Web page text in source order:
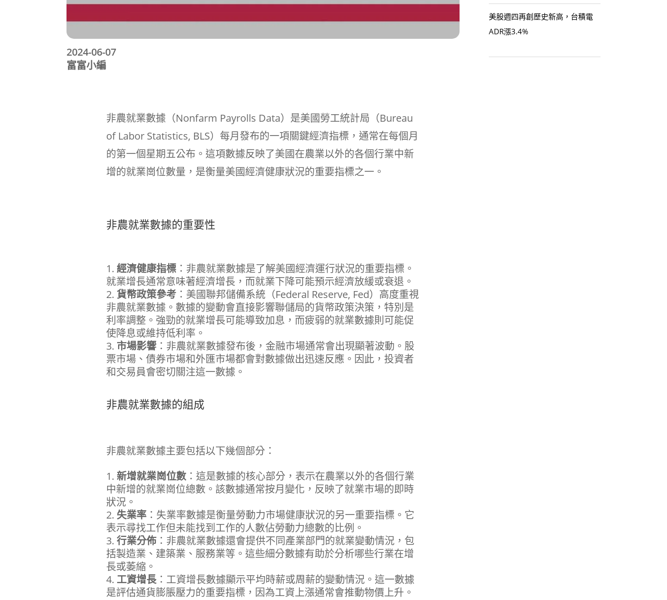
2024-06-07
富富小編
非農就業數據（Nonfarm Payrolls Data）是美國勞工統計局（Bureau
of Labor Statistics, BLS）每月發布的一項關鍵經濟指標，通常在每個月
的第一個星期五公布。這項數據反映了美國在農業以外的各個行業中新
增的就業崗位數量，是衡量美國經濟健康狀況的重要指標之一。
非農就業數據的重要性
經濟健康指標：非農就業數據是了解美國經濟運行狀況的重要指標。
就業增長通常意味著經濟增長，而就業下降可能預示經濟放緩或衰退。
貨幣政策參考：美國聯邦儲備系統（Federal Reserve, Fed）高度重視
非農就業數據。數據的變動會直接影響聯儲局的貨幣政策決策，特別是
利率調整。強勁的就業增長可能導致加息，而疲弱的就業數據則可能促
使降息或維持低利率。
市場影響：非農就業數據發布後，金融市場通常會出現顯著波動。股
票市場、債券市場和外匯市場都會對數據做出迅速反應。因此，投資者
和交易員會密切關注這一數據。
非農就業數據的組成
非農就業數據主要包括以下幾個部分：
新增就業崗位數：這是數據的核心部分，表示在農業以外的各個行業
中新增的就業崗位總數。該數據通常按月變化，反映了就業市場的即時
狀況。
失業率：失業率數據是衡量勞動力市場健康狀況的另一重要指標。它
表示尋找工作但未能找到工作的人數佔勞動力總數的比例。
行業分佈：非農就業數據還會提供不同產業部門的就業變動情況，包
括製造業、建築業、服務業等。這些細分數據有助於分析哪些行業在增
長或萎縮。
工資增長：工資增長數據顯示平均時薪或周薪的變動情況。這一數據
是評估通貨膨脹壓力的重要指標，因為工資上漲通常會推動物價上升。
美股週四再創歷史新高，台積電
ADR漲3.4%